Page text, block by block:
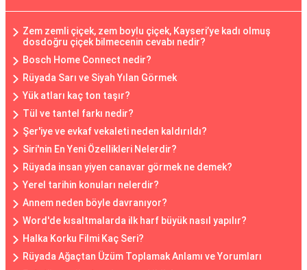
Zem zemli çiçek, zem boylu çiçek, Kayseri’ye kadı olmuş
dosdoğru çiçek bilmecenin cevabı nedir?
Bosch Home Connect nedir?
Rüyada Sarı ve Siyah Yılan Görmek
Yük atları kaç ton taşır?
Tül ve tantel farkı nedir?
Şer'iye ve evkaf vekaleti neden kaldırıldı?
Siri'nin En Yeni Özellikleri Nelerdir?
Rüyada insan yiyen canavar görmek ne demek?
Yerel tarihin konuları nelerdir?
Annem neden böyle davranıyor?
Word'de kısaltmalarda ilk harf büyük nasıl yapılır?
Halka Korku Filmi Kaç Seri?
Rüyada Ağaçtan Üzüm Toplamak Anlamı ve Yorumları